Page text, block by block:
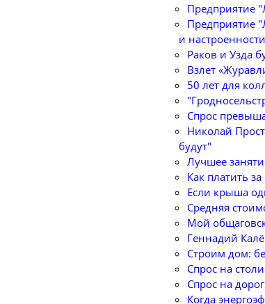
Предприятие
Предприятие
и
Раков и Узда
Взлет
50 лет для
Спрос
Николай
будут"
Лучшее
Как платить
Если крыша
Средняя
Мой
Геннадий
Строим дом:
Спрос на
Спрос на
Когда